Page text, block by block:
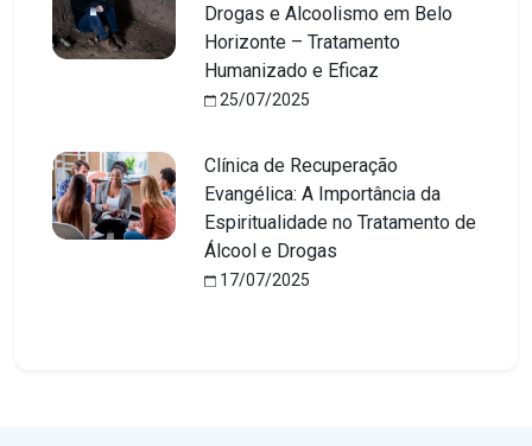
Drogas e Alcoolismo em Belo
Horizonte – Tratamento
Humanizado e Eficaz
25/07/2025
Clínica de Recuperação
Evangélica: A Importância da
Espiritualidade no Tratamento de
Álcool e Drogas
17/07/2025